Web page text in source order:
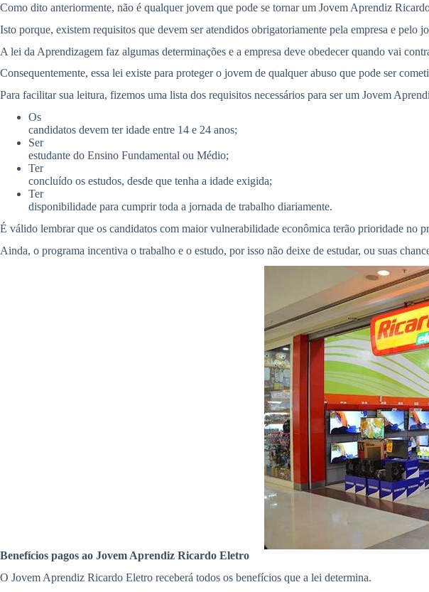
Como dito anteriormente, não é qualquer jovem que pode se tornar um Jovem Aprendiz
Isto porque, existem requisitos que devem ser atendidos obrigatoriamente pela empresa e
A lei da Aprendizagem faz algumas determinações e a empresa deve obedecer quando vai
Consequentemente, essa lei existe para proteger o jovem de qualquer abuso que pode ser
Para facilitar sua leitura, fizemos uma lista dos requisitos necessários para ser um Jovem
Os
candidatos devem ter idade entre 14 e 24 anos;
Ser
estudante do Ensino Fundamental ou Médio;
Ter
concluído os estudos, desde que tenha a idade exigida;
Ter
disponibilidade para cumprir toda a jornada de trabalho diariamente.
É válido lembrar que os candidatos com maior vulnerabilidade econômica terão prioridade no
Ainda, o programa incentiva o trabalho e o estudo, por isso não deixe de estudar, ou suas
Benefícios pagos ao Jovem Aprendiz Ricardo Eletro
O Jovem Aprendiz Ricardo Eletro receberá todos os benefícios que a lei determina.